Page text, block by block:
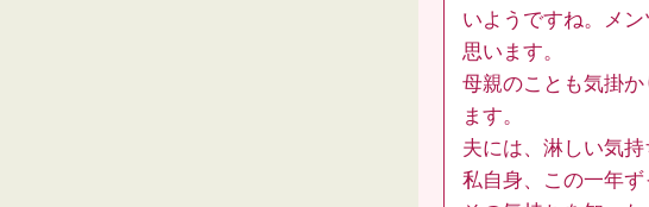
いようですね。メ
思います。
母親のことも気掛
ます。
夫には、淋しい気
私自身、この一年ず